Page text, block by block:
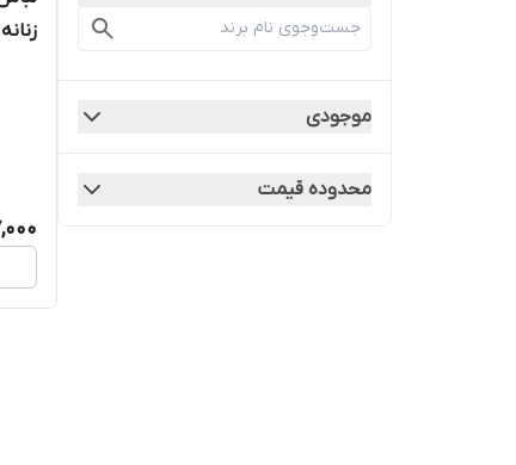
موجودی
محدوده قیمت
زنانه